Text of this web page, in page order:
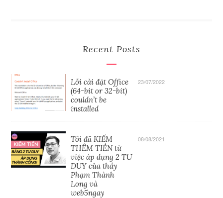
Recent Posts
Lỗi cài đặt Office
(64-bit or 32-bit)
couldn’t be
installed
23/07/2022
Tôi đã KIẾM
THÊM TIỀN từ
việc áp dụng 2 TƯ
DUY của thầy
Phạm Thành
Long và
web5ngay
08/08/2021